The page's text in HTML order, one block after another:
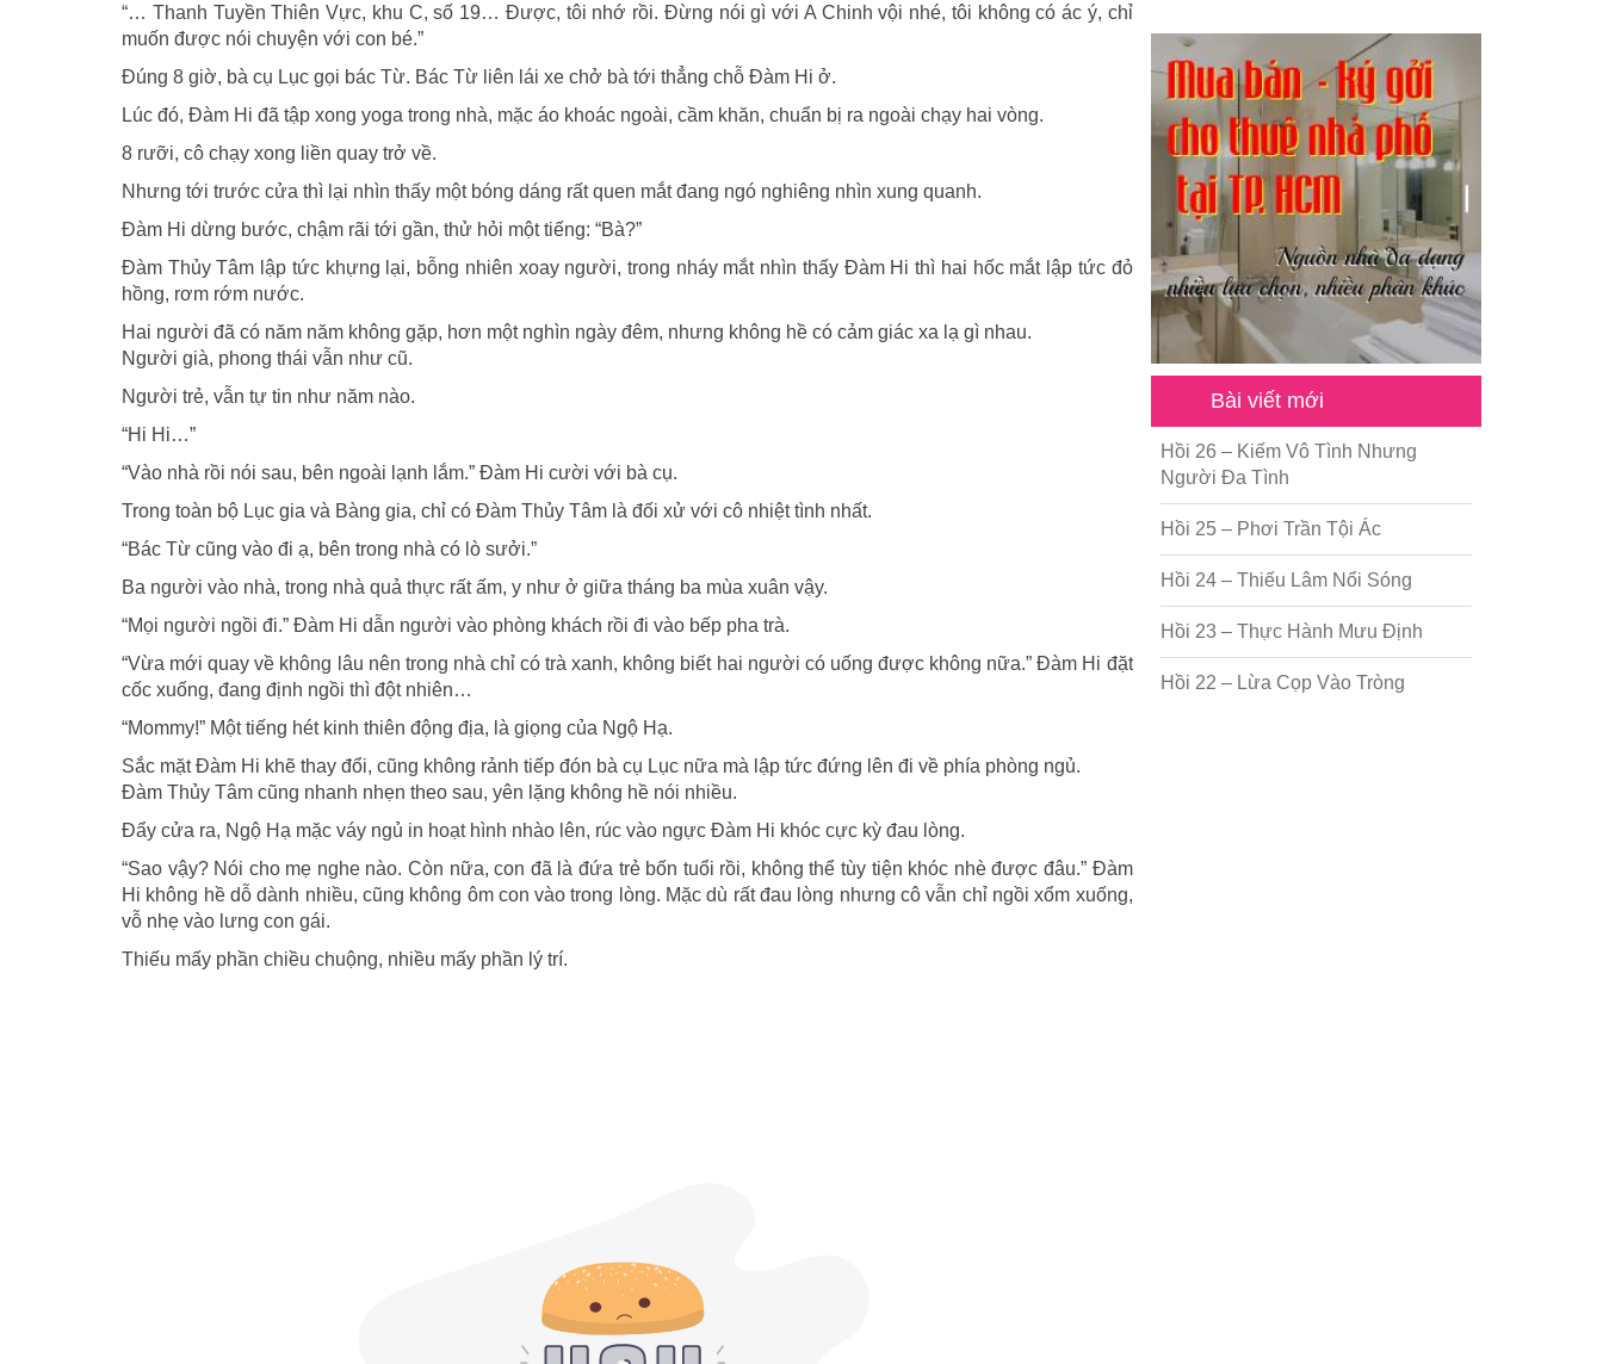
“… Thanh Tuyền Thiên Vực, khu C, số 19… Được, tôi nhớ rồi. Đừng nói gì với A Chinh vội nhé, tôi không có ác ý, chỉ
muốn được nói chuyện với con bé.”
Đúng 8 giờ, bà cụ Lục gọi bác Từ. Bác Từ liên lái xe chở bà tới thẳng chỗ Đàm Hi ở.
Lúc đó, Đàm Hi đã tập xong yoga trong nhà, mặc áo khoác ngoài, cầm khăn, chuẩn bị ra ngoài chạy hai vòng.
8 rưỡi, cô chạy xong liền quay trở về.
Nhưng tới trước cửa thì lại nhìn thấy một bóng dáng rất quen mắt đang ngó nghiêng nhìn xung quanh.
Đàm Hi dừng bước, chậm rãi tới gần, thử hỏi một tiếng: “Bà?”
Đàm Thủy Tâm lập tức khựng lại, bỗng nhiên xoay người, trong nháy mắt nhìn thấy Đàm Hi thì hai hốc mắt lập tức đỏ
hồng, rơm rớm nước.
Hai người đã có năm năm không gặp, hơn một nghìn ngày đêm, nhưng không hề có cảm giác xa lạ gì nhau.
Người già, phong thái vẫn như cũ.
Người trẻ, vẫn tự tin như năm nào.
“Hi Hi…”
“Vào nhà rồi nói sau, bên ngoài lạnh lắm.” Đàm Hi cười với bà cụ.
Trong toàn bộ Lục gia và Bàng gia, chỉ có Đàm Thủy Tâm là đối xử với cô nhiệt tình nhất.
“Bác Từ cũng vào đi ạ, bên trong nhà có lò sưởi.”
Ba người vào nhà, trong nhà quả thực rất ấm, y như ở giữa tháng ba mùa xuân vậy.
“Mọi người ngồi đi.” Đàm Hi dẫn người vào phòng khách rồi đi vào bếp pha trà.
“Vừa mới quay về không lâu nên trong nhà chỉ có trà xanh, không biết hai người có uống được không nữa.” Đàm Hi đặt
cốc xuống, đang định ngồi thì đột nhiên…
“Mommy!” Một tiếng hét kinh thiên động địa, là giọng của Ngộ Hạ.
Sắc mặt Đàm Hi khẽ thay đổi, cũng không rảnh tiếp đón bà cụ Lục nữa mà lập tức đứng lên đi về phía phòng ngủ.
Đàm Thủy Tâm cũng nhanh nhẹn theo sau, yên lặng không hề nói nhiều.
Đẩy cửa ra, Ngộ Hạ mặc váy ngủ in hoạt hình nhào lên, rúc vào ngực Đàm Hi khóc cực kỳ đau lòng.
“Sao vậy? Nói cho mẹ nghe nào. Còn nữa, con đã là đứa trẻ bốn tuổi rồi, không thể tùy tiện khóc nhè được đâu.” Đàm
Hi không hề dỗ dành nhiều, cũng không ôm con vào trong lòng. Mặc dù rất đau lòng nhưng cô vẫn chỉ ngồi xổm xuống,
vỗ nhẹ vào lưng con gái.
Thiếu mấy phần chiều chuộng, nhiều mấy phần lý trí.
Bài viết mới
Hồi 26 – Kiếm Vô Tình Nhưng
Người Đa Tình
Hồi 25 – Phơi Trần Tội Ác
Hồi 24 – Thiếu Lâm Nổi Sóng
Hồi 23 – Thực Hành Mưu Định
Hồi 22 – Lừa Cọp Vào Tròng